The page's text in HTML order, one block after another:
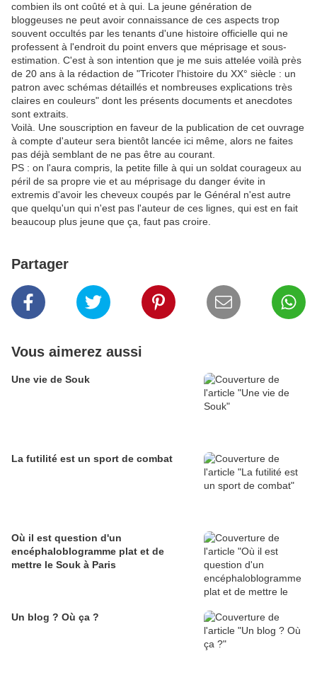
combien ils ont coûté et à qui. La jeune génération de
bloggeuses ne peut avoir connaissance de ces aspects trop
souvent occultés par les tenants d'une histoire officielle qui ne
professent à l'endroit du point envers que méprisage et sous-
estimation. C'est à son intention que je me suis attelée voilà près
de 20 ans à la rédaction de "Tricoter l'histoire du XX° siècle : un
patron avec schémas détaillés et nombreuses explications très
claires en couleurs" dont les présents documents et anecdotes
sont extraits.
Voilà. Une souscription en faveur de la publication de cet ouvrage
à compte d'auteur sera bientôt lancée ici même, alors ne faites
pas déjà semblant de ne pas être au courant.
PS : on l'aura compris, la petite fille à qui un soldat courageux au
péril de sa propre vie et au méprisage du danger évite in
extremis d'avoir les cheveux coupés par le Général n'est autre
que quelqu'un qui n'est pas l'auteur de ces lignes, qui est en fait
beaucoup plus jeune que ça, faut pas croire.
Partager
Vous aimerez aussi
Une vie de Souk
La futilité est un sport de combat
Où il est question d'un
encéphaloblogramme plat et de
mettre le Souk à Paris
Un blog ? Où ça ?